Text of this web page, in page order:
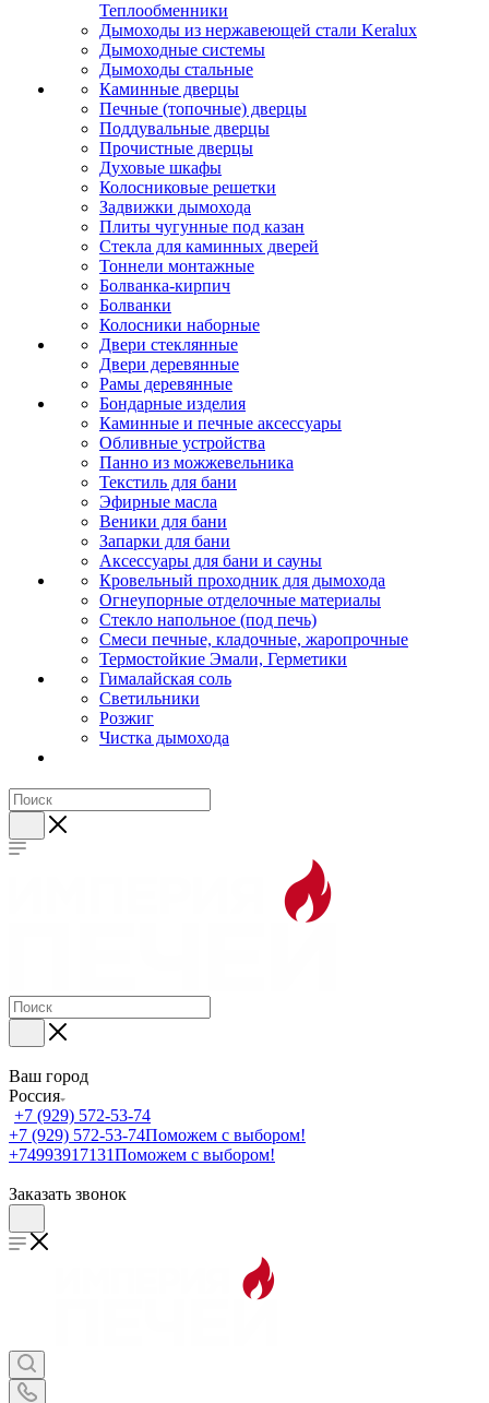
Теплообменники
Дымоходы из нержавеющей стали Keralux
Дымоходные системы
Дымоходы стальные
Каминные дверцы
Печные (топочные) дверцы
Поддувальные дверцы
Прочистные дверцы
Духовые шкафы
Колосниковые решетки
Задвижки дымохода
Плиты чугунные под казан
Стекла для каминных дверей
Тоннели монтажные
Болванка-кирпич
Болванки
Колосники наборные
Двери стеклянные
Двери деревянные
Рамы деревянные
Бондарные изделия
Каминные и печные аксессуары
Обливные устройства
Панно из можжевельника
Текстиль для бани
Эфирные масла
Веники для бани
Запарки для бани
Аксессуары для бани и сауны
Кровельный проходник для дымохода
Огнеупорные отделочные материалы
Стекло напольное (под печь)
Смеси печные, кладочные, жаропрочные
Термостойкие Эмали, Герметики
Гималайская соль
Светильники
Розжиг
Чистка дымохода
Ваш город
Россия
+7 (929) 572-53-74
+7 (929) 572-53-74Поможем с выбором!
+74993917131Поможем с выбором!
Заказать звонок